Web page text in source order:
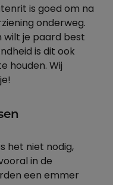
is goed om na
onderweg.
wilt je paard best
is dit ook
houden. Wij
het niet nodig,
in de
een emmer